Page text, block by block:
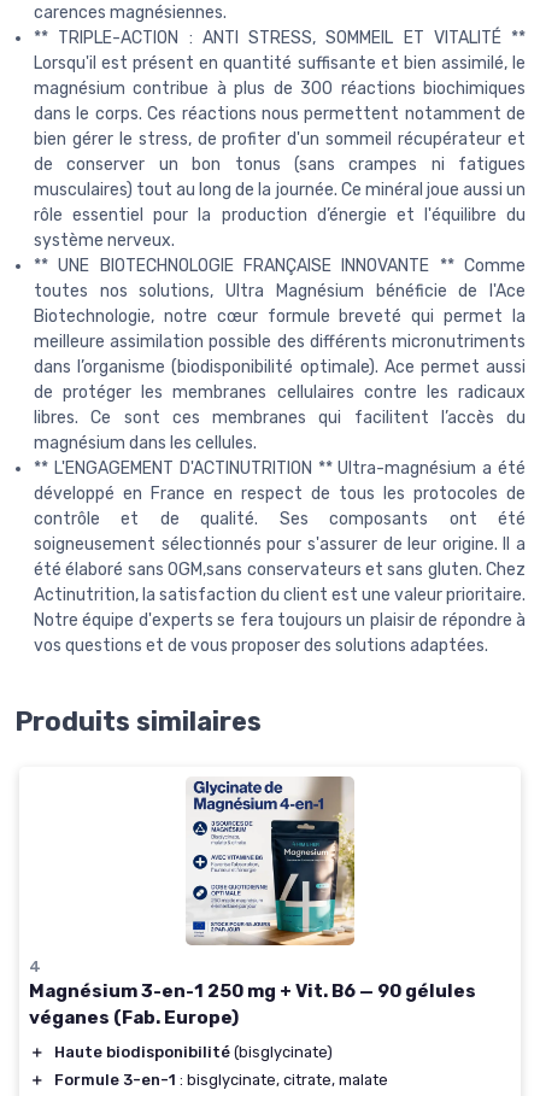
carences magnésiennes.
** TRIPLE-ACTION : ANTI STRESS, SOMMEIL ET VITALITÉ **
Lorsqu'il est présent en quantité suffisante et bien assimilé, le
magnésium contribue à plus de 300 réactions biochimiques
dans le corps. Ces réactions nous permettent notamment de
bien gérer le stress, de profiter d'un sommeil récupérateur et
de conserver un bon tonus (sans crampes ni fatigues
musculaires) tout au long de la journée. Ce minéral joue aussi un
rôle essentiel pour la production d’énergie et l'équilibre du
système nerveux.
** UNE BIOTECHNOLOGIE FRANÇAISE INNOVANTE ** Comme
toutes nos solutions, Ultra Magnésium bénéficie de l'Ace
Biotechnologie, notre cœur formule breveté qui permet la
meilleure assimilation possible des différents micronutriments
dans l’organisme (biodisponibilité optimale). Ace permet aussi
de protéger les membranes cellulaires contre les radicaux
libres. Ce sont ces membranes qui facilitent l’accès du
magnésium dans les cellules.
** L'ENGAGEMENT D'ACTINUTRITION ** Ultra-magnésium a été
développé en France en respect de tous les protocoles de
contrôle et de qualité. Ses composants ont été
soigneusement sélectionnés pour s'assurer de leur origine. Il a
été élaboré sans OGM,sans conservateurs et sans gluten. Chez
Actinutrition, la satisfaction du client est une valeur prioritaire.
Notre équipe d'experts se fera toujours un plaisir de répondre à
vos questions et de vous proposer des solutions adaptées.
Produits similaires
4
Magnésium 3-en-1 250 mg + Vit. B6 — 90 gélules
véganes (Fab. Europe)
＋ Haute biodisponibilité (bisglycinate)
＋
Formule 3-en-1 : bisglycinate, citrate, malate